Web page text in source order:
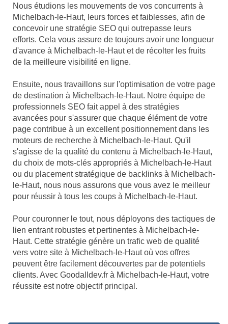
Nous étudions les mouvements de vos concurrents à
Michelbach-le-Haut, leurs forces et faiblesses, afin de
concevoir une stratégie SEO qui outrepasse leurs
efforts. Cela vous assure de toujours avoir une longueur
d'avance à Michelbach-le-Haut et de récolter les fruits
de la meilleure visibilité en ligne.
Ensuite, nous travaillons sur l'optimisation de votre page
de destination à Michelbach-le-Haut. Notre équipe de
professionnels SEO fait appel à des stratégies
avancées pour s'assurer que chaque élément de votre
page contribue à un excellent positionnement dans les
moteurs de recherche à Michelbach-le-Haut. Qu'il
s'agisse de la qualité du contenu à Michelbach-le-Haut,
du choix de mots-clés appropriés à Michelbach-le-Haut
ou du placement stratégique de backlinks à Michelbach-
le-Haut, nous nous assurons que vous avez le meilleur
pour réussir à tous les coups à Michelbach-le-Haut.
Pour couronner le tout, nous déployons des tactiques de
lien entrant robustes et pertinentes à Michelbach-le-
Haut. Cette stratégie génère un trafic web de qualité
vers votre site à Michelbach-le-Haut où vos offres
peuvent être facilement découvertes par de potentiels
clients. Avec Goodalldev.fr à Michelbach-le-Haut, votre
réussite est notre objectif principal.